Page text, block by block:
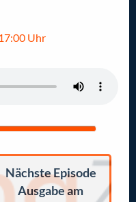
Uhr
Nächste Episode
Ausgabe am